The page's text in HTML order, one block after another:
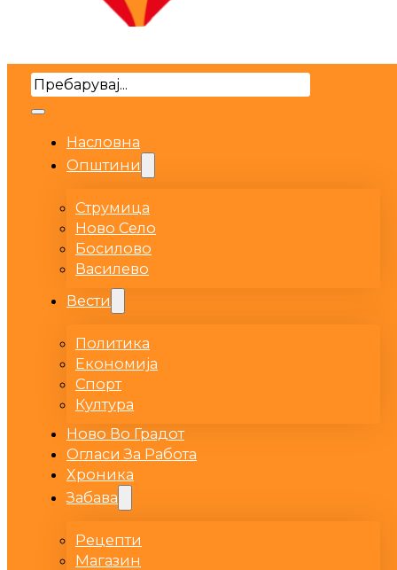
Search
Насловна
Општини
Струмица
Ново Село
Босилово
Василево
Вести
Политика
Економија
Спорт
Култура
Ново Во Градот
Огласи За Работа
Хроника
Забава
Рецепти
Магазин